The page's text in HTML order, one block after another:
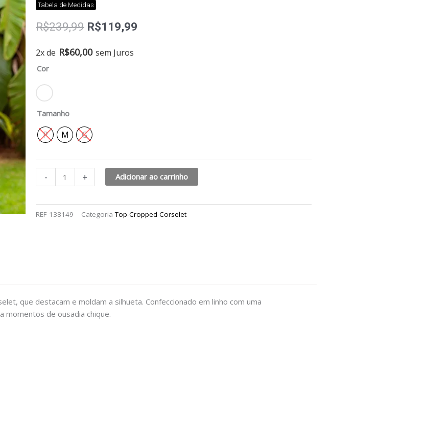
Tabela de Medidas
R$239,99 O
original
R$119,99
2x de R$60,00 sem Juros
Cor
Tamanho
P M G
-
Cropped
giz
c/
zíper
metalizado
quantidade
+ Adicionar ao carrinho
REF 138149 Categoria Top-Cropped-Corselet
que destacam e moldam a silhueta. Confeccionado em linho com uma
de ousadia chique.